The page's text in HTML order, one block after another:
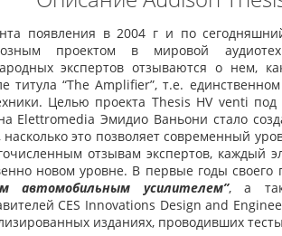
появления в 2004 г и по
проектом в мировой
экспертов отзываются о нем,
титула “The Amplifier”, т.е.
Целью проекта Thesis HV venti
Elettromedia Эмидио Ваньони стало
насколько это позволяет современный
отзывам экспертов, каждый
новом уровне. В первые годы
автомобильным усилителем”, а
CES Innovations Design and
изданиях, проводивших